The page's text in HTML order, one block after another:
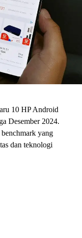
10 HP Android
Desember 2024.
yang
dan teknologi